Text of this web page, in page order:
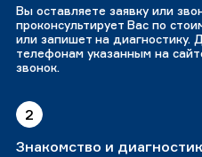
Вы оставляете заявку или
проконсультирует Вас по
или запишет на диагностику.
телефонам указанным на
звонок.
2
Знакомство и